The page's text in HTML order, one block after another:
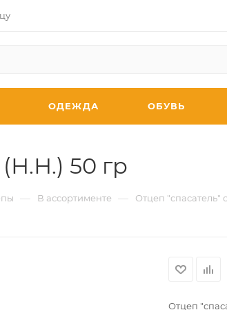
ОДЕЖДА ОБУВЬ
50 гр
— В ассортименте — Отцеп
Отцеп